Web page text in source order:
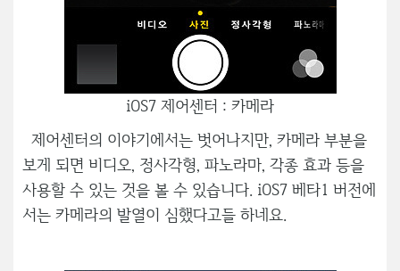
iOS7 제어센터 : 카메라
제어센터의 이야기에서는 벗어나지만, 카메라 부분을
보게 되면 비디오, 정사각형, 파노라마, 각종 효과 등을
사용할 수 있는 것을 볼 수 있습니다. iOS7 베타1 버전에
서는 카메라의 발열이 심했다고들 하네요.